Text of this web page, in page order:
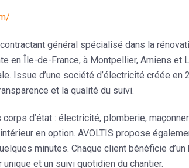
général spécialisé dans la
en Île-de-France, à Montpellier, Amiens et
Issue d’une société d’électricité créée
et la qualité du suivi.
d’état : électricité, plomberie,
en option. AVOLTIS propose
minutes. Chaque client bénéficie
et un suivi quotidien du chantier.